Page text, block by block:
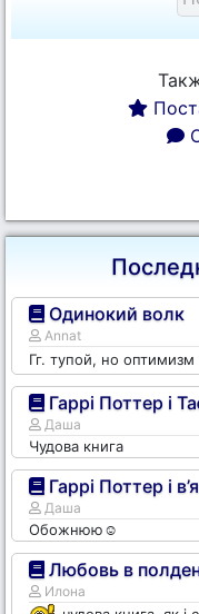
Одинокий волк
Annat
Гг. тупой, но
Гаррі Поттер і
Даша
Чудова книга
Гаррі Поттер і
Даша
Обожнюю☺️
Любовь в
Илона